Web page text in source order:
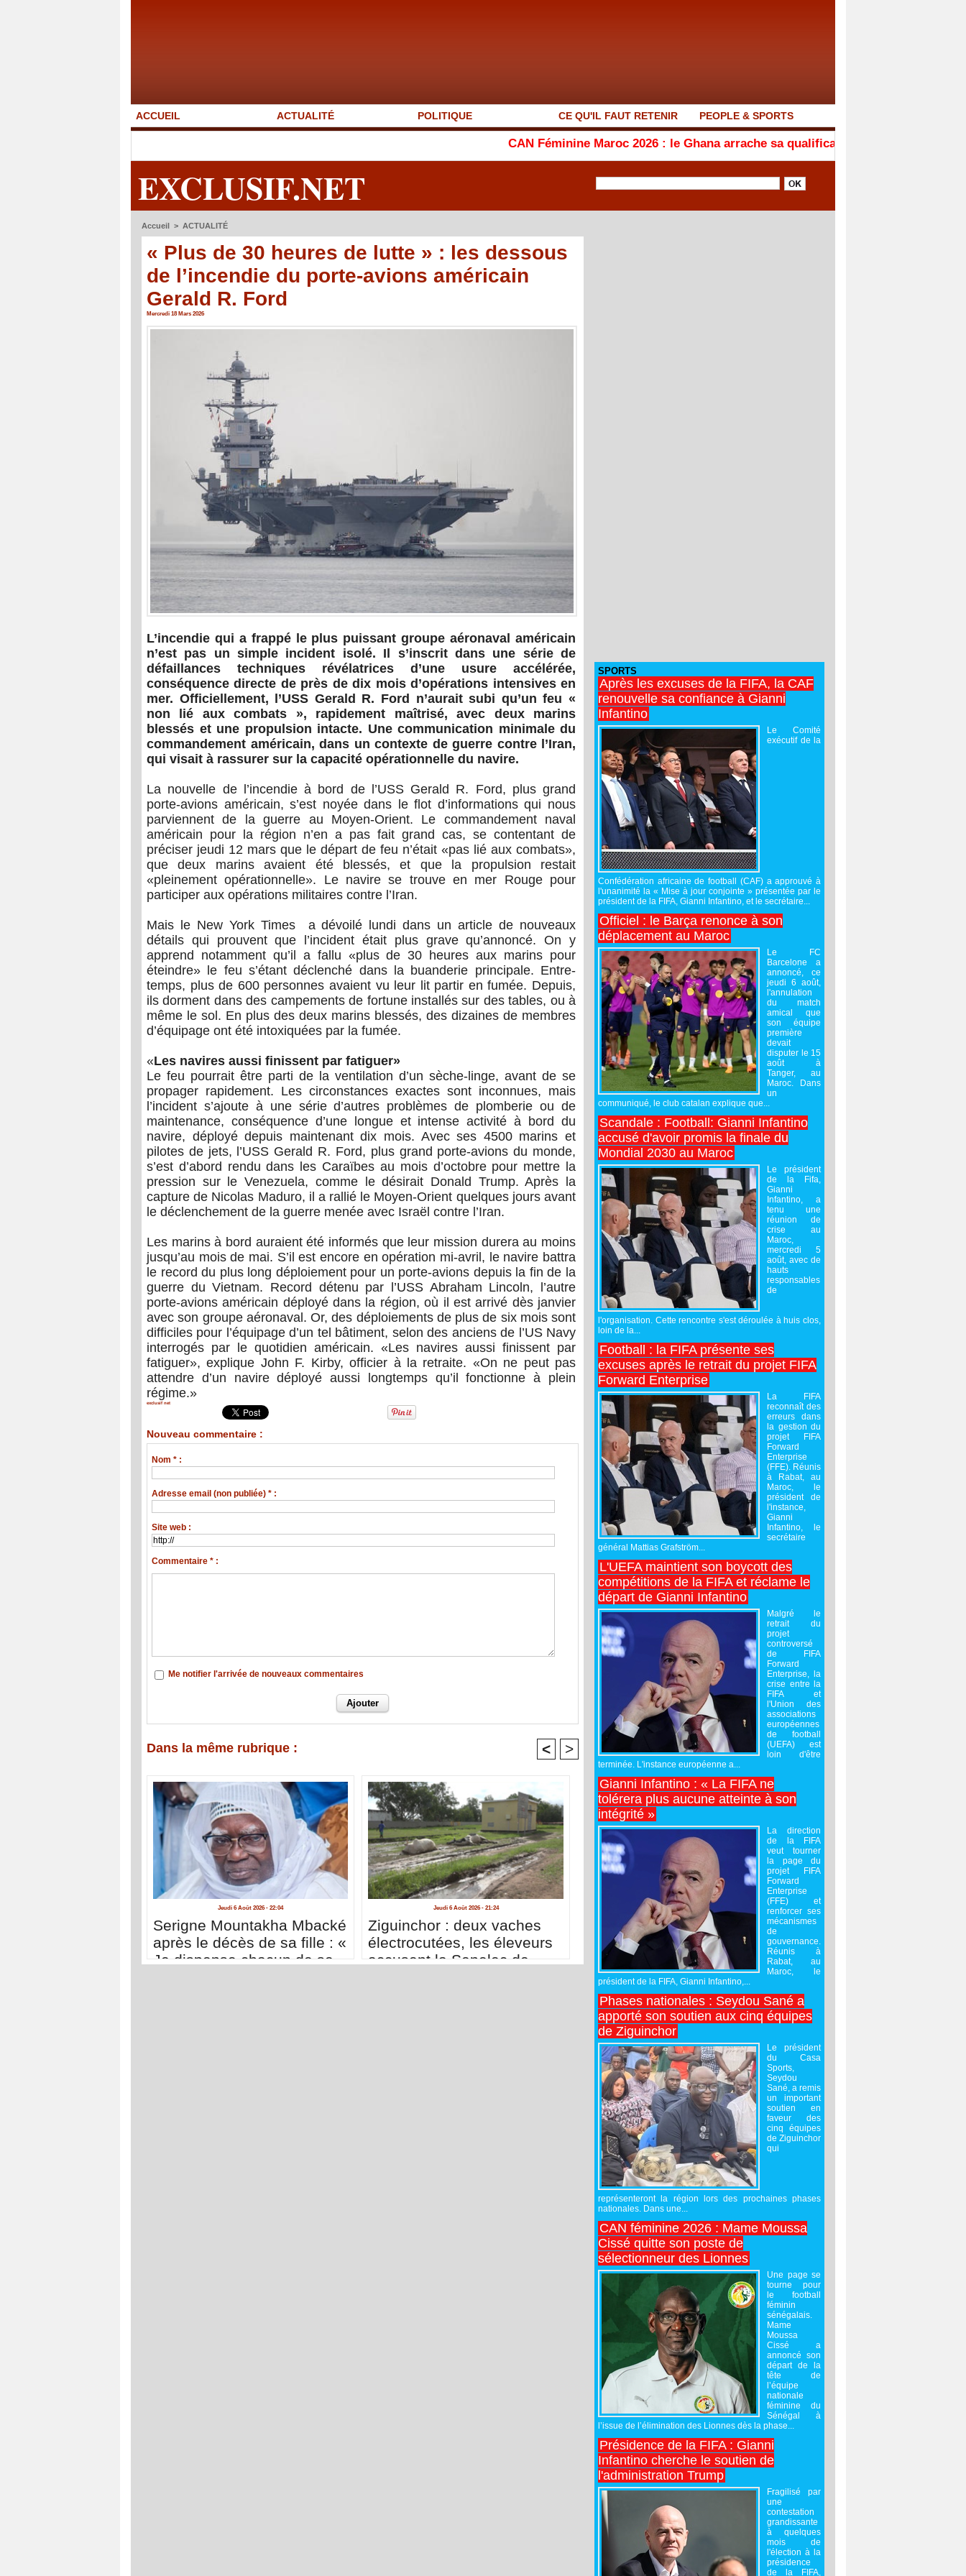
ACCUEIL ACTUALITÉ POLITIQUE CE QU'IL FAUT RETENIR PEOPLE & SPORTS
CAN Féminine Maroc 2026 : le Ghana arrache sa qualification en quarts de finale après son
EXCLUSIF.NET
Accueil > ACTUALITÉ
« Plus de 30 heures de lutte » : les dessous
de l’incendie du porte-avions américain
Gerald R. Ford
Mercredi 18 Mars 2026
L’incendie qui a frappé le plus puissant groupe aéronaval américain
n’est pas un simple incident isolé. Il s’inscrit dans une série de
défaillances techniques révélatrices d’une usure accélérée,
conséquence directe de près de dix mois d’opérations intensives en
mer. Officiellement, l’USS Gerald R. Ford
n’aurait subi qu’un feu «
non lié aux combats », rapidement maîtrisé, avec deux marins
blessés et une propulsion intacte. Une communication minimale du
commandement américain, dans un contexte de guerre contre l’Iran,
qui visait à rassurer sur la capacité opérationnelle du navire.
La nouvelle de l’incendie à bord de l’USS Gerald R. Ford, plus grand
porte-avions américain, s’est noyée dans le flot d’informations qui nous
parviennent de la guerre au Moyen-Orient. Le commandement naval
américain pour la région n’en a pas fait grand cas, se contentant de
préciser jeudi 12 mars que le départ de feu n’était «pas lié aux combats»,
que deux marins avaient été blessés, et que la propulsion restait
«pleinement opérationnelle». Le navire se trouve en mer Rouge pour
participer aux opérations militaires contre l’Iran.
Mais le New York Times a dévoilé lundi dans un article de nouveaux
détails qui prouvent que l’incident était plus grave qu’annoncé. On y
apprend notamment qu’il a fallu «plus de 30 heures aux marins pour
éteindre» le feu s’étant déclenché dans la buanderie principale. Entre-
temps, plus de 600 personnes avaient vu leur lit partir en fumée. Depuis,
ils dorment dans des campements de fortune installés sur des tables, ou à
même le sol. En plus des deux marins blessés, des dizaines de membres
d’équipage ont été intoxiquées par la fumée.
«Les navires aussi finissent par fatiguer»
Le feu pourrait être parti de la ventilation d’un sèche-linge, avant de se
propager rapidement. Les circonstances exactes sont inconnues, mais
l’incident s’ajoute à une série d’autres problèmes de plomberie ou de
maintenance, conséquence d’une longue et intense activité à bord du
navire, déployé depuis maintenant dix mois. Avec ses 4500 marins et
pilotes de jets, l’USS Gerald R. Ford, plus grand porte-avions du monde,
s’est d’abord rendu dans les Caraïbes au mois d’octobre pour mettre la
pression sur le Venezuela, comme le désirait Donald Trump. Après la
capture de Nicolas Maduro, il a rallié le Moyen-Orient quelques jours avant
le déclenchement de la guerre menée avec Israël contre l’Iran.
Les marins à bord auraient été informés que leur mission durera au moins
jusqu’au mois de mai. S’il est encore en opération mi-avril, le navire battra
le record du plus long déploiement pour un porte-avions depuis la fin de la
guerre du Vietnam. Record détenu par l’USS Abraham Lincoln, l’autre
porte-avions américain déployé dans la région, où il est arrivé dès janvier
avec son groupe aéronaval. Or, des déploiements de plus de six mois sont
difficiles pour l’équipage d’un tel bâtiment, selon des anciens de l’US Navy
interrogés par le quotidien américain. «Les navires aussi finissent par
fatiguer», explique John F. Kirby, officier à la retraite. «On ne peut pas
attendre d’un navire déployé aussi longtemps qu’il fonctionne à plein
régime.»
exclusif net
Nouveau commentaire :
Nom * :
Adresse email (non publiée) * :
Site web :
Commentaire * :
Me notifier l'arrivée de nouveaux commentaires
Dans la même rubrique : < >
Jeudi 6 Août 2026 - 22:04
Serigne Mountakha Mbacké
après le décès de sa fille : «
Je dispense chacun de se
Jeudi 6 Août 2026 - 21:24
Ziguinchor : deux vaches
électrocutées, les éleveurs
accusent la Senelec de
SPORTS
Après les excuses de la FIFA, la CAF
renouvelle sa confiance à Gianni
Infantino
Le Comité
exécutif de la
Confédération africaine de football (CAF) a approuvé à
l'unanimité la « Mise à jour conjointe » présentée par le
président de la FIFA, Gianni Infantino, et le secrétaire...
Officiel : le Barça renonce à son
déplacement au Maroc
Le FC
Barcelone a
annoncé, ce
jeudi 6 août,
l'annulation
du match
amical que
son équipe
première
devait
disputer le 15
août à
Tanger, au
Maroc. Dans
un
communiqué, le club catalan explique que...
Scandale : Football: Gianni Infantino
accusé d'avoir promis la finale du
Mondial 2030 au Maroc
Le président
de la Fifa,
Gianni
Infantino, a
tenu une
réunion de
crise au
Maroc,
mercredi 5
août, avec de
hauts
responsables
de
l'organisation. Cette rencontre s'est déroulée à huis clos,
loin de la...
Football : la FIFA présente ses
excuses après le retrait du projet FIFA
Forward Enterprise
La FIFA
reconnaît des
erreurs dans
la gestion du
projet FIFA
Forward
Enterprise
(FFE). Réunis
à Rabat, au
Maroc, le
président de
l'instance,
Gianni
Infantino, le
secrétaire
général Mattias Grafström...
L'UEFA maintient son boycott des
compétitions de la FIFA et réclame le
départ de Gianni Infantino
Malgré le
retrait du
projet
controversé
de FIFA
Forward
Enterprise, la
crise entre la
FIFA et
l'Union des
associations
européennes
de football
(UEFA) est
loin d'être
terminée. L'instance européenne a...
Gianni Infantino : « La FIFA ne
tolérera plus aucune atteinte à son
intégrité »
La direction
de la FIFA
veut tourner
la page du
projet FIFA
Forward
Enterprise
(FFE) et
renforcer ses
mécanismes
de
gouvernance.
Réunis à
Rabat, au
Maroc, le
président de la FIFA, Gianni Infantino,...
Phases nationales : Seydou Sané a
apporté son soutien aux cinq équipes
de Ziguinchor
Le président
du Casa
Sports,
Seydou
Sané, a remis
un important
soutien en
faveur des
cinq équipes
de Ziguinchor
qui
représenteront la région lors des prochaines phases
nationales. Dans une...
CAN féminine 2026 : Mame Moussa
Cissé quitte son poste de
sélectionneur des Lionnes
Une page se
tourne pour
le football
féminin
sénégalais.
Mame
Moussa
Cissé a
annoncé son
départ de la
tête de
l’équipe
nationale
féminine du
Sénégal à
l’issue de l’élimination des Lionnes dès la phase...
Présidence de la FIFA : Gianni
Infantino cherche le soutien de
l'administration Trump
Fragilisé par
une
contestation
grandissante
à quelques
mois de
l'élection à la
présidence
de la FIFA,